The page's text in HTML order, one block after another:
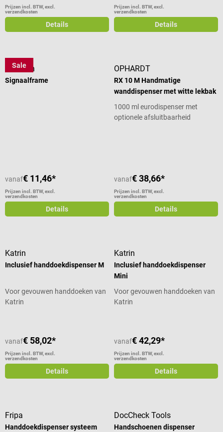
Prijzen incl. BTW, excl.
verzendkosten
Details
Prijzen incl. BTW, excl.
verzendkosten
Details
Sale
B. Braun
Signaalframe
vanaf€ 11,46*
Prijzen incl. BTW, excl.
verzendkosten
Details
OPHARDT
RX 10 M Handmatige
wanddispenser met witte lekbak
1000 ml eurodispenser met
optionele afsluitbaarheid
vanaf€ 38,66*
Prijzen incl. BTW, excl.
verzendkosten
Details
Katrin
Inclusief handdoekdispenser M
Voor gevouwen handdoeken van
Katrin
vanaf€ 58,02*
Prijzen incl. BTW, excl.
verzendkosten
Details
Katrin
Inclusief handdoekdispenser
Mini
Voor gevouwen handdoeken van
Katrin
vanaf€ 42,29*
Prijzen incl. BTW, excl.
verzendkosten
Details
Fripa
Handdoekdispenser systeem
DocCheck Tools
Handschoenen dispenser